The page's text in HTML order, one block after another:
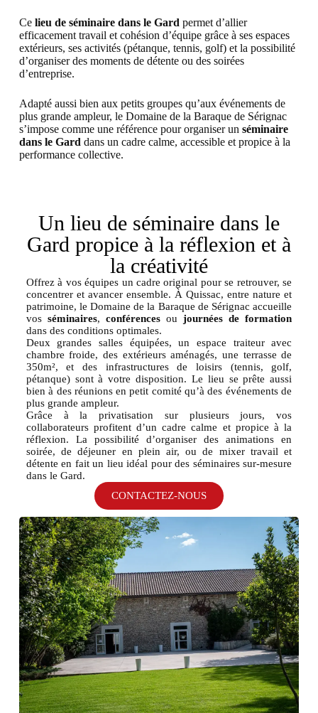
Ce lieu de séminaire dans le Gard permet d’allier
efficacement travail et cohésion d’équipe grâce à ses espaces
extérieurs, ses activités (pétanque, tennis, golf) et la possibilité
d’organiser des moments de détente ou des soirées
d’entreprise.
Adapté aussi bien aux petits groupes qu’aux événements de
plus grande ampleur, le Domaine de la Baraque de Sérignac
s’impose comme une référence pour organiser un séminaire
dans le Gard dans un cadre calme, accessible et propice à la
performance collective.
Un lieu de séminaire dans le
Gard propice à la réflexion et à
la créativité
Offrez à vos équipes un cadre original pour se retrouver, se
concentrer et avancer ensemble. À Quissac, entre nature et
patrimoine, le Domaine de la Baraque de Sérignac accueille
vos séminaires, conférencesoujournées de formation
dans des conditions optimales.
Deux grandes salles équipées, un espace traiteur avec
chambre froide, des extérieurs aménagés, une terrasse de
350m², et des infrastructures de loisirs (tennis, golf,
pétanque) sont à votre disposition. Le lieu se prête aussi
bien à des réunions en petit comité qu’à des événements de
plus grande ampleur.
Grâce à la privatisation sur plusieurs jours, vos
collaborateurs profitent d’un cadre calme et propice à la
réflexion. La possibilité d’organiser des animations en
soirée, de déjeuner en plein air, ou de mixer travail et
détente en fait un lieu idéal pour des séminaires sur-mesure
dans le Gard.
CONTACTEZ-NOUS